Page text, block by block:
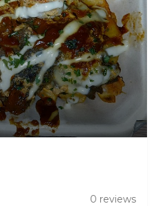
0 reviews